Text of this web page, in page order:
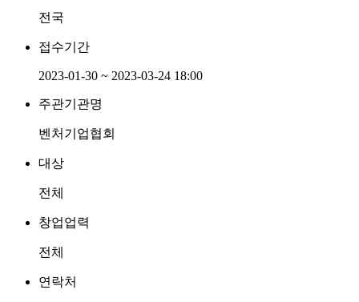
전국
접수기간
2023-01-30 ~ 2023-03-24 18:00
주관기관명
벤처기업협회
대상
전체
창업업력
전체
연락처